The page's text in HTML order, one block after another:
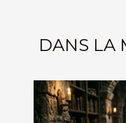
DANS LA